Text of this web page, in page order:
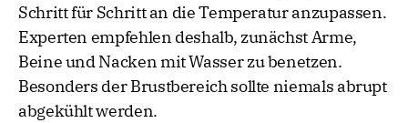
Schritt für Schritt an die Temperatur anzupassen.
Experten empfehlen deshalb, zunächst Arme,
Beine und Nacken mit Wasser zu benetzen.
Besonders der Brustbereich sollte niemals abrupt
abgekühlt werden.